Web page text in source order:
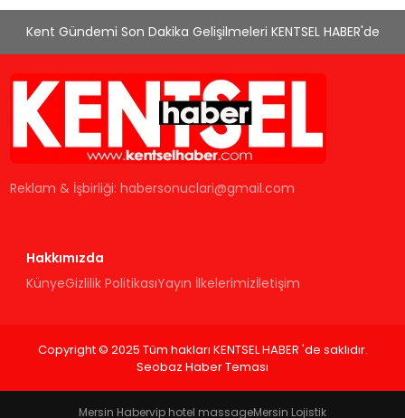
Kent Gündemi Son Dakika Gelişilmeleri KENTSEL HABER'de
Reklam & İşbirliği:habersonuclari@gmail.com
Hakkımızda
KünyeGizlilik PolitikasıYayın İlkelerimizİletişim
Copyright © 2025 Tüm hakları KENTSEL HABER 'de saklıdır.
Seobaz Haber Teması
Mersin Habervip hotel massageMersin Lojistik